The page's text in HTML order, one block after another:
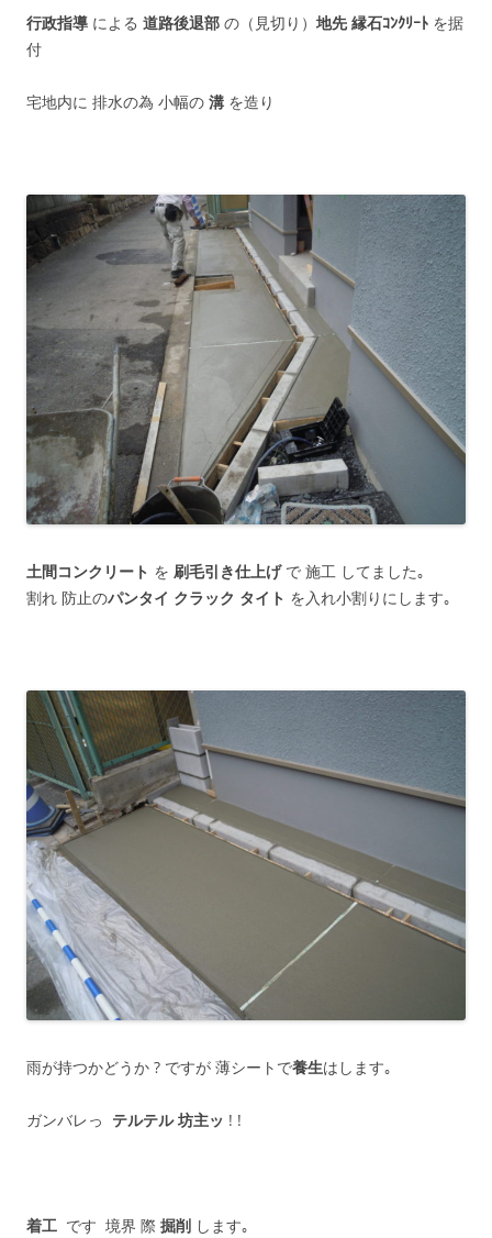
行政指導 による 道路後退部 の（見切り） 地先 縁石ｺﾝｸﾘｰﾄ を据
付
宅地内に 排水の為 小幅の 溝 を造り
土間コンクリート を 刷毛引き仕上げで 施工 してました｡
割れ 防止のパンタイ クラック タイト を入れ小割りにします｡
雨が持つかどうか ? ですが 薄シートで養生はします｡
ガンバレっ テルテル 坊主ッ ! !
着工 です 境界 際 掘削 します｡